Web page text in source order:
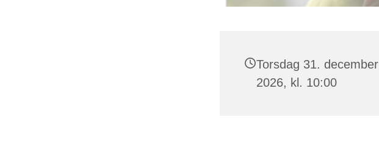
Torsdag 31. december
2026, kl. 10:00